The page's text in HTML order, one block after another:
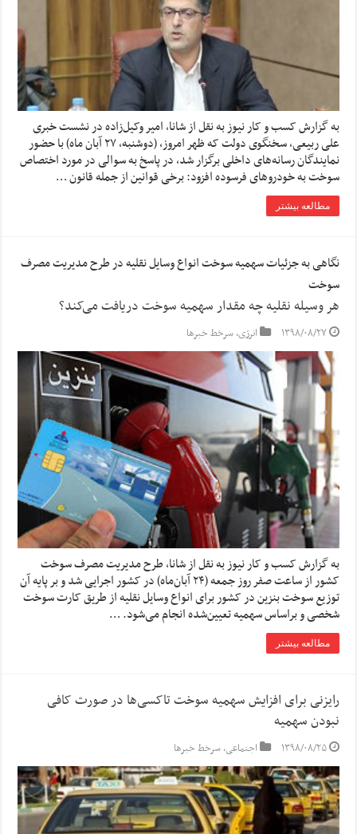
به گزارش کسب و کار نیوز به نقل از شانا, امیر وکیل‌زاده در نشست خبری
علی ربیعی، سخنگوی دولت که ظهر امروز، (دوشنبه، ۲۷ آبان ماه) با حضور
نمایندگان رسانه‌های داخلی برگزار شد، در پاسخ به سوالی در مورد اختصاص
سوخت به خودروهای فرسوده افزود:‌ برخی قوانین از جمله قانون …
مطالعه بیشتر
نگاهی به جزئیات سهمیه‌ سوخت انواع وسایل نقلیه در طرح مدیریت مصرف
سوخت
هر وسیله نقلیه چه مقدار سهمیه سوخت دریافت می‌کند؟
۱۳۹۸/۰۸/۲۷ انرژی,سرخط خبرها
به گزارش کسب و کار نیوز به نقل از شانا, طرح مدیریت مصرف سوخت
کشور از ساعت صفر روز جمعه (۲۴ آبان‌ماه) در کشور اجرایی شد و بر پایه آن
توزیع سوخت بنزین در کشور برای انواع وسایل نقلیه از طریق کارت سوخت
شخصی و براساس سهمیه تعیین‌شده انجام می‌شود. …
مطالعه بیشتر
رایزنی برای افزایش سهمیه سوخت تاکسی‌ها در صورت کافی
نبودن سهمیه
۱۳۹۸/۰۸/۲۵ اجتماعی,سرخط خبرها